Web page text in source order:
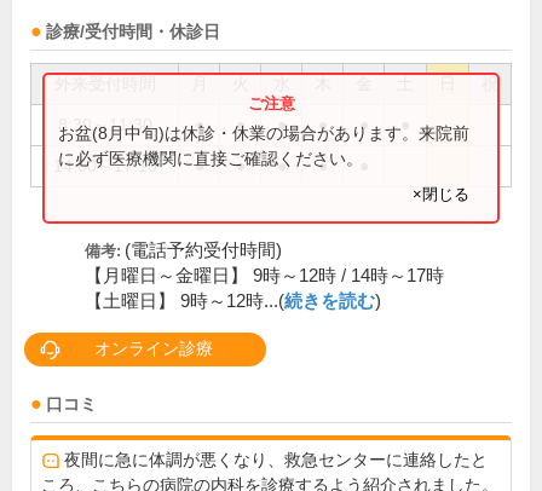
診療/受付時間・休診日
祝
8:30～11:30 ● ● ● ● ●
14:00～17:10 ● ● ● ●
お盆(8月中旬)は休診・休業の場合があります。来院前
に必ず医療機関に直接ご確認ください。
×閉じる
備考: (電話予約受付時間)
【月曜日～金曜日】 9時～12時 / 14時～17時
【土曜日】 9時～12時...(続きを読む)
オンライン診療
口コミ
夜間に急に体調が悪くなり、救急センターに連絡したと
ころ、こちらの病院の内科を診療するよう紹介されました。